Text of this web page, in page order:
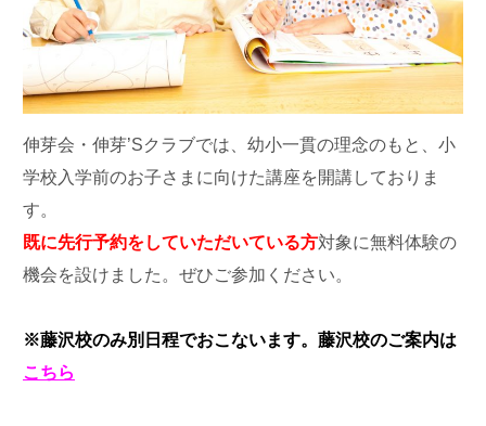
伸芽会・伸芽’Sクラブでは、幼小一貫の理念のもと、小
学校入学前のお子さまに向けた講座を開講しておりま
す。
既に先行予約をしていただいている方対象に無料体験の
機会を設けました。ぜひご参加ください。
※藤沢校のみ別日程でおこないます。藤沢校のご案内は
こちら